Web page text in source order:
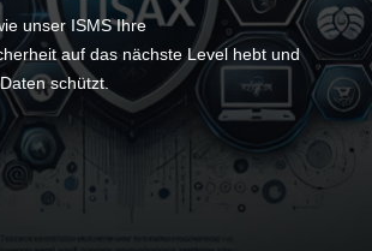
unser ISMS Ihre
auf das nächste Level hebt und
schützt.